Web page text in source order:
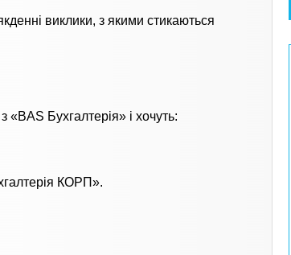
виклики, з якими стикаються
«BAS Бухгалтерія» і хочуть:
КОРП».